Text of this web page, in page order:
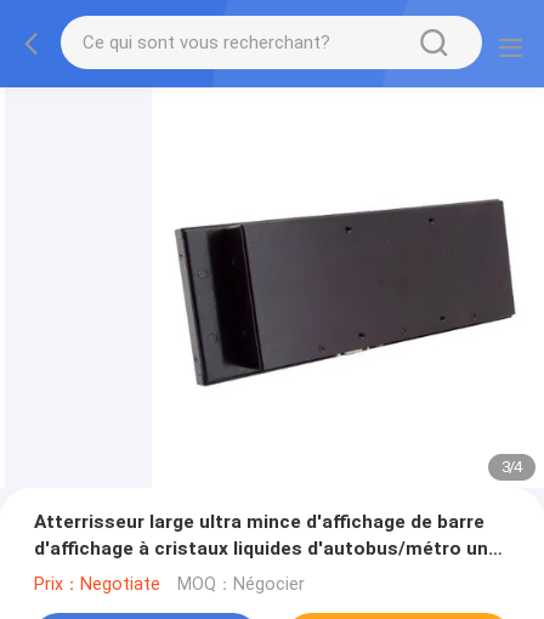
3/4
Atterrisseur large ultra mince d'affichage de barre
d'affichage à cristaux liquides d'autobus/métro une
entrée de la catégorie HDMI VGA AVI
Prix：Negotiate MOQ：Négocier